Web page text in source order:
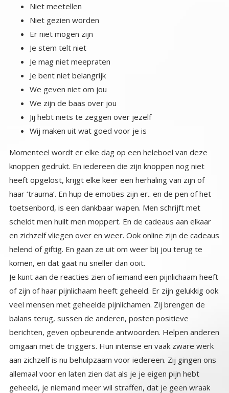
Niet meetellen
Niet gezien worden
Er niet mogen zijn
Je stem telt niet
Je mag niet meepraten
Je bent niet belangrijk
We geven niet om jou
We zijn de baas over jou
Jij hebt niets te zeggen over jezelf
Wij maken uit wat goed voor je is
Momenteel wordt er elke dag op een heleboel van deze
knoppen gedrukt. En iedereen die zijn knoppen nog niet
heeft opgelost, krijgt elke keer een herhaling van zijn of
haar ‘trauma’. En hup de emoties zijn er.. en de pen of het
toetsenbord, is een dankbaar wapen. Men schrijft met
scheldt men huilt men moppert. En de cadeaus aan elkaar
en zichzelf vliegen over en weer. Ook online zijn de cadeaus
helend of giftig. En gaan ze uit om weer bij jou terug te
komen, en dat gaat nu sneller dan ooit.
Je kunt aan de reacties zien of iemand een pijnlichaam heeft
of zijn of haar pijnlichaam heeft geheeld. Er zijn gelukkig ook
veel mensen met geheelde pijnlichamen. Zij brengen de
balans terug, sussen de anderen, posten positieve
berichten, geven opbeurende antwoorden. Helpen anderen
omgaan met de triggers. Hun intense en vaak zware werk
aan zichzelf is nu behulpzaam voor iedereen. Zij gingen ons
allemaal voor en laten zien dat als je je eigen pijn hebt
geheeld, je niemand meer wil straffen, dat je geen wraak
meer wil nemen, dat je niemand anders pijn wil doen.
Iemand pijn willen doen komt altijd voort uit je eigen (oude)
pijn. Iemand die zijn pijn heeft opgelost, haat niemand, haat
corona niet, zijn ex niet, de regering niet, de moslims niet.
Een geheeld mens heeft geen zondebokken nodig.
Zondebokken zijn degenen die worden uitverkoren de
geprojecteerde gevoelens van de onbewuste pijnlichamen
te dragen. We kennen ze uit de geschiedenis uit de meeste